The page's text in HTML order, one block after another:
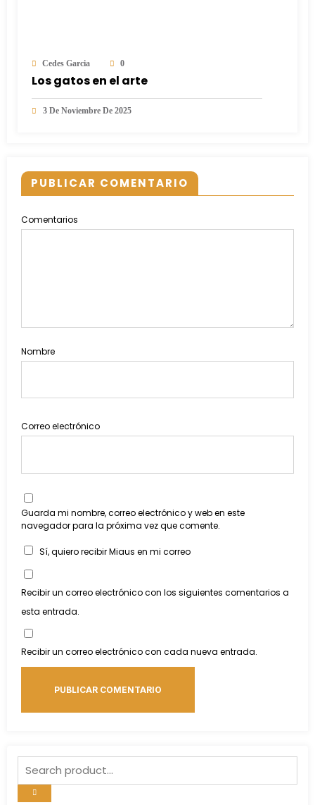
Cedes Garcia 0
Los gatos en el arte
3 De Noviembre De 2025
PUBLICAR COMENTARIO
Comentarios
Nombre
Correo electrónico
Guarda mi nombre, correo electrónico y web en este
navegador para la próxima vez que comente.
Sí, quiero recibir Miaus en mi correo
Recibir un correo electrónico con los siguientes comentarios a
esta entrada.
Recibir un correo electrónico con cada nueva entrada.